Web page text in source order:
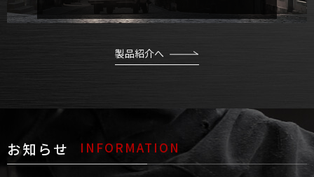
製品紹介へ
お知らせ INFORMATION